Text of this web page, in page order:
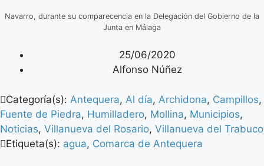
Navarro, durante su comparecencia en la Delegación del Gobierno de la
Junta en Málaga
25/06/2020
Alfonso Núñez
Categoría(s): Antequera, Al día, Archidona, Campillos,
Fuente de Piedra, Humilladero, Mollina, Municipios,
Noticias, Villanueva del Rosario, Villanueva del Trabuco
Etiqueta(s): agua, Comarca de Antequera